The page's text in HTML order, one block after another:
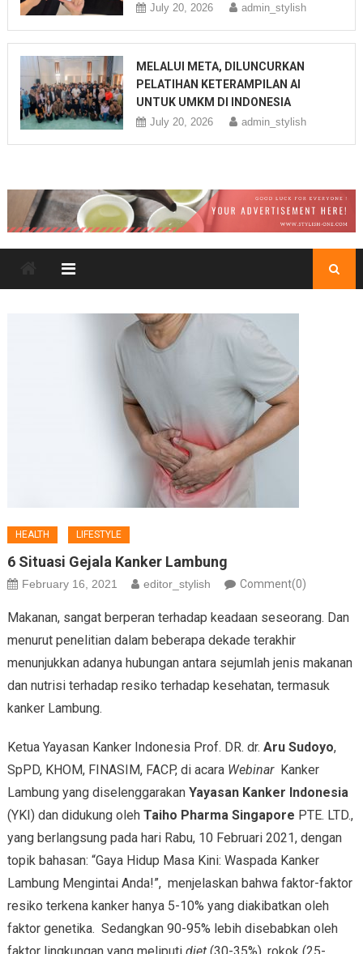
July 20, 2026 admin_stylish
MELALUI META, DILUNCURKAN
PELATIHAN KETERAMPILAN AI
UNTUK UMKM DI INDONESIA
July 20, 2026 admin_stylish
HEALTH LIFESTYLE
6 Situasi Gejala Kanker Lambung
February 16, 2021 editor_stylish Comment(0)
Makanan, sangat berperan terhadap keadaan seseorang. Dan
menurut penelitian dalam beberapa dekade terakhir
menunjukkan adanya hubungan antara sejumlah jenis makanan
dan nutrisi terhadap resiko terhadap kesehatan, termasuk
kanker Lambung.
Ketua Yayasan Kanker Indonesia Prof. DR. dr. Aru Sudoyo,
SpPD, KHOM, FINASIM, FACP, di acara Webinar Kanker
Lambung yang diselenggarakan Yayasan Kanker Indonesia
(YKI) dan didukung oleh Taiho Pharma Singapore PTE. LTD.,
yang berlangsung pada hari Rabu, 10 Februari 2021, dengan
topik bahasan: “Gaya Hidup Masa Kini: Waspada Kanker
Lambung Mengintai Anda!”, menjelaskan bahwa faktor-faktor
resiko terkena kanker hanya 5-10% yang diakibatkan oleh
faktor genetika. Sedangkan 90-95% lebih disebabkan oleh